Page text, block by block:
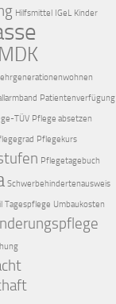
Hilfsmittel IGeL Kinder
MDK
Patientenverfügung
TÜV Pflege absetzen
Pflegekurs
Pflegetagebuch
Schwerbehindertenausweis
Tagespflege Umbaukosten